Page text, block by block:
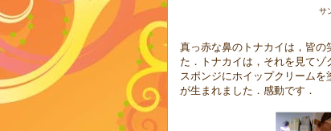
サ
真っ赤な鼻のトナカイは，皆の
た．トナカイは，それを見てゾ
スポンジにホイップクリーム
が生まれました．感動です．